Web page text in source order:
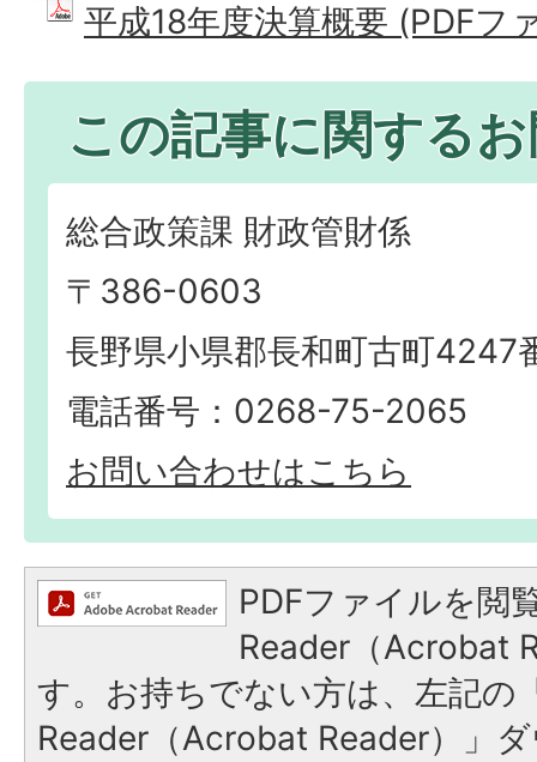
平成18年度決算概要 (PDFフ
この記事に関する
総合政策課 財政管財係
〒386-0603
長野県小県郡長和町古町4247
電話番号：0268-75-2065
お問い合わせはこちら
PDFファイルを閲
Reader（Acrobat
す。お持ちでない方は、左記の
Reader（Acrobat Reader）」